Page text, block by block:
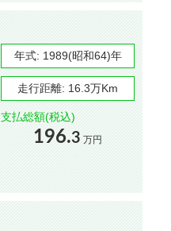
年式: 1989(昭和64)年
走行距離: 16.3万Km
支払総額(税込)
196.3 万円